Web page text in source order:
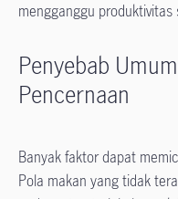
mengganggu produktivitas
Penyebab
Pencernaan
Banyak faktor dapat
Pola makan yang tidak